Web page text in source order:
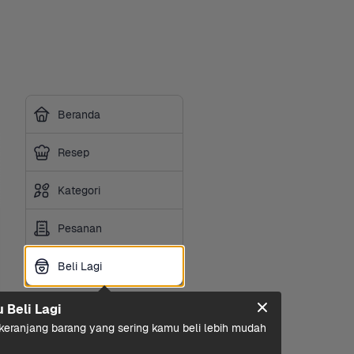
Beranda
Resep
Kategori
Pesanan
Beli Lagi
Beli Lagi
Beli Lagi
barang yang sering kamu beli lebih mudah